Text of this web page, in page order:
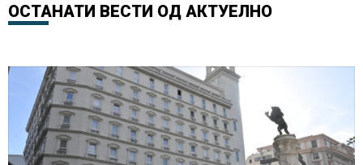
ОСТАНАТИ ВЕСТИ ОД АКТУЕЛНО